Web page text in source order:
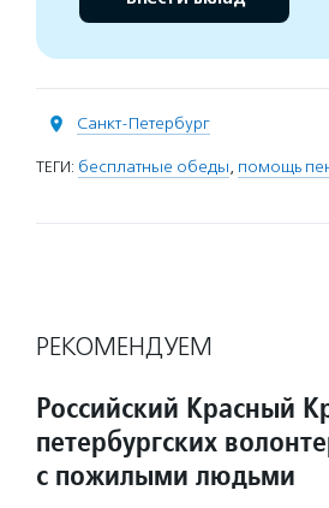
Санкт-Петербург
ТЕГИ: бесплатные обеды, помощь
РЕКОМЕНДУЕМ
Российский Красный
петербургских
с пожилыми людьми